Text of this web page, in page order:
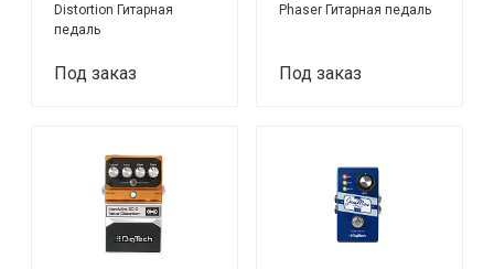
Distortion Гитарная
педаль
Под заказ
Phaser Гитарная педаль
Под заказ